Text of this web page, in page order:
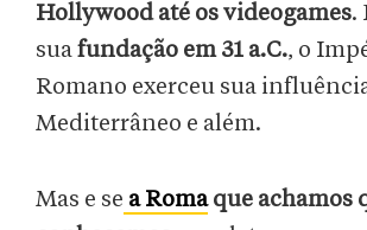
Hollywood até os videogames.
suafundação em 31 a.C., o
Romano exerceu sua
Mediterrâneo e além.
Mas e se a Romaque achamos